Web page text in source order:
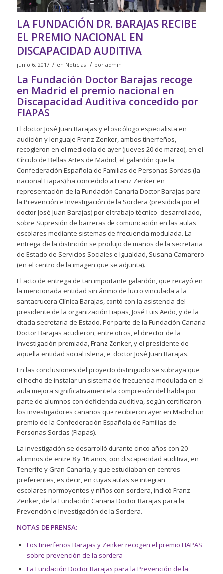
LA FUNDACIÓN DR. BARAJAS RECIBE
EL PREMIO NACIONAL EN
DISCAPACIDAD AUDITIVA
junio 6, 2017 / en Noticias / por admin
La Fundación Doctor Barajas recoge
en Madrid el premio nacional en
Discapacidad Auditiva concedido por
FIAPAS
El doctor José Juan Barajas y el psicólogo especialista en
audición y lenguaje Franz Zenker, ambos tinerfeños,
recogieron en el mediodía de ayer (jueves 20 de marzo), en el
Círculo de Bellas Artes de Madrid, el galardón que la
Confederación Española de Familias de Personas Sordas (la
nacional Fiapas) ha concedido a Franz Zenker en
representación de la Fundación Canaria Doctor Barajas para
la Prevención e Investigación de la Sordera (presidida por el
doctor José Juan Barajas) por el trabajo técnico desarrollado,
sobre Supresión de barreras de comunicación en las aulas
escolares mediante sistemas de frecuencia modulada. La
entrega de la distinción se produjo de manos de la secretaria
de Estado de Servicios Sociales e Igualdad, Susana Camarero
(en el centro de la imagen que se adjunta).
El acto de entrega de tan importante galardón, que recayó en
la mencionada entidad sin ánimo de lucro vinculada a la
santacrucera Clínica Barajas, contó con la asistencia del
presidente de la organización Fiapas, José Luis Aedo, y de la
citada secretaria de Estado. Por parte de la Fundación Canaria
Doctor Barajas acudieron, entre otros, el director de la
investigación premiada, Franz Zenker, y el presidente de
aquella entidad social isleña, el doctor José Juan Barajas.
En las conclusiones del proyecto distinguido se subraya que
el hecho de instalar un sistema de frecuencia modulada en el
aula mejora significativamente la compresión del habla por
parte de alumnos con deficiencia auditiva, según certificaron
los investigadores canarios que recibieron ayer en Madrid un
premio de la Confederación Española de Familias de
Personas Sordas (Fiapas).
La investigación se desarrolló durante cinco años con 20
alumnos de entre 8 y 16 años, con discapacidad auditiva, en
Tenerife y Gran Canaria, y que estudiaban en centros
preferentes, es decir, en cuyas aulas se integran
escolares normoyentes y niños con sordera, indicó Franz
Zenker, de la Fundación Canaria Doctor Barajas para la
Prevención e Investigación de la Sordera.
NOTAS DE PRENSA:
Los tinerfeños Barajas y Zenker recogen el premio FIAPAS
sobre prevención de la sordera
La Fundación Doctor Barajas para la Prevención de la